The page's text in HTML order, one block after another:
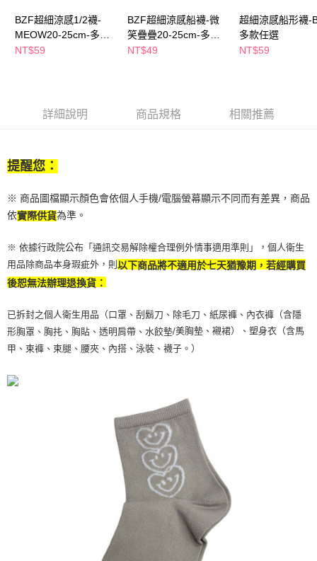
後付繳納相關費用。
※ 交易是否成功請以「AFTEE先享後付 」之結帳頁面顯示為準，若有關於
客戶支援中心」
https://netprotections.freshdesk.com/support/home
易，需依本服務之必要範圍內提供個人資料，並將交易相關給付款項請求債
權轉讓予恩沛科技股份有限公司。
３．未成年的使用者請事先徵得法定代理人或監護人之同意方可使用
「AFTEE先享後付」，若未經同意申辦者引起之損失，本公司不負相關責
４．使用「AFTEE先享後付」時，將依據個別帳號之用戶狀況，依本公司即
時審查核予不同之上限額度；若仍有額度不足之情形，本公司將視審查結果
請求用戶進行身份認證。
恩沛科技股份有限公司將有權停止該用戶之使用額度並採取法律行動。
付款後萊爾富取貨
每筆NT$65，滿NT$490(含以上)免運費
付款後7-11取貨
宅配(本島)
付款後寶雅門市自取(由倉庫統一出貨)
BZF超細涼感1/2襪-
MEOW20-25cm-多款
任選
NT$59
BZF超細涼感船襪-微
笑疊疊20-25cm-多款
任選
NT$49
超細涼感船形襪-
多款任選
NT$59
詳細說明 商品規格 相關推薦
提醒您：
※ 商品圖檔顯示顏色會依個人手機/電腦螢幕顯示不同而有差異，商品
依實際供貨為準。
※ 依據行政院公布「通訊交易解除權合理例外情事適用準則」，個人衛生
用品除商品本身瑕疵外，則 以下商品將不適用於七天猶豫期，若經購買
後恕無法辦理退換貨：
已拆封之個人衛生用品（口罩、刮鬍刀、除毛刀、紙尿褲、內衣褲（含隱
形胸罩、胸扥、胸貼、透明肩帶、水餃墊/美胸墊、襯裙）、塑身衣（含馬
甲、束褲、束腿、腰夾、內搭、泳裝、襪子。）